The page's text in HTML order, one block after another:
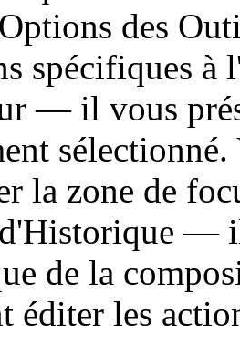
des
spécifiques à
— il vous
la zone de
— il
de la
éditer les